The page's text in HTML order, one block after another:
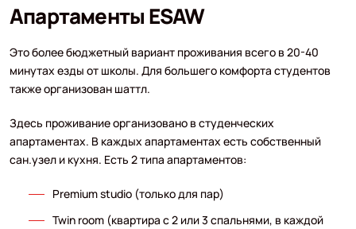
Апартаменты ESAW
Это более бюджетный вариант проживания всего в 20-40
минутах езды от школы. Для большего комфорта студентов
также организован шаттл.
Здесь проживание организовано в студенческих
апартаментах. В каждых апартаментах есть собственный
сан.узел и кухня. Есть 2 типа апартаментов:
Premium studio (только для пар)
Twin room (квартира с 2 или 3 спальнями, в каждой